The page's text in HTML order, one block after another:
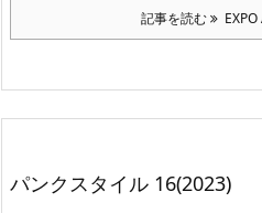
記事を読む EXPO
パンクスタイル 16(2023)